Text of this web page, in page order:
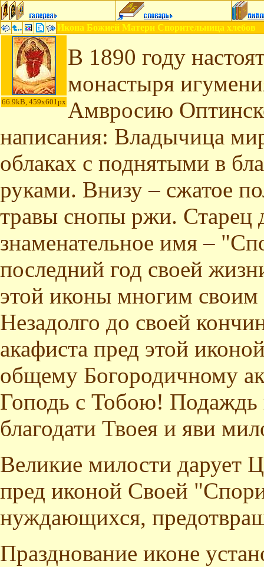
Икона Божией Матери Спорительница хлебов
66.9kB, 459x601px
В 1890 году
монастыря
Амвросию
написания: Владычица
облаках с поднятыми в
руками. Внизу – сжатое
травы снопы ржи. Старец
знаменательное имя –
последний год своей
этой иконы многим своим
Незадолго до своей
акафиста пред этой
общему Богородичному
Гоподь с Тобою!
благодати Твоея и яви
Великие милости дарует
пред иконой Своей
нуждающихся,
Празднование иконе